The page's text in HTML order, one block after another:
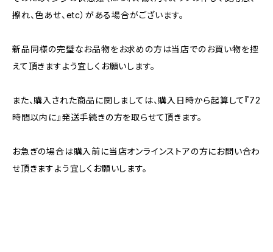
擦れ、色あせ、etc）がある場合がございます。
新品同様の完璧なお品物をお求めの方は当店でのお買い物を控
えて頂きますよう宜しくお願いします。
また、購入された商品に関しましては、購入日時から起算して『72
時間以内に』発送手続きの方を取らせて頂きます。
お急ぎの場合は購入前に当店オンラインストアの方にお問い合わ
せ頂きますよう宜しくお願いします。